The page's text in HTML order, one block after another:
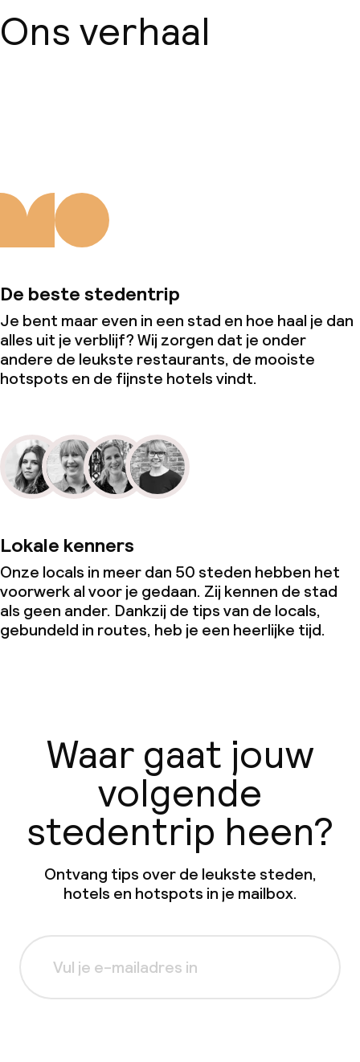
Ons verhaal
De beste stedentrip
Je bent maar even in een stad en hoe haal je dan
alles uit je verblijf? Wij zorgen dat je onder
andere de leukste restaurants, de mooiste
hotspots en de fijnste hotels vindt.
Lokale kenners
Onze locals in meer dan 50 steden hebben het
voorwerk al voor je gedaan. Zij kennen de stad
als geen ander. Dankzij de tips van de locals,
gebundeld in routes, heb je een heerlijke tijd.
Waar gaat jouw
volgende
stedentrip heen?
Ontvang tips over de leukste steden,
hotels en hotspots in je mailbox.